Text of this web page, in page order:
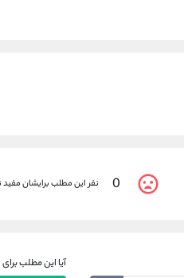
0 نفر این مطلب برایشان
آیا این مطلب